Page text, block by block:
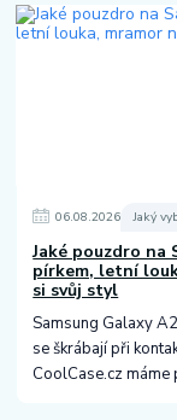
06.08.2026 Jaký
Jaké pouzdro na
pírkem, letní
si svůj styl
Samsung Galaxy
se škrábají při
CoolCase.cz